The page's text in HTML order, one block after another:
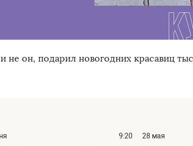
не он, подарил новогодних красавиц
9:20
28 мая